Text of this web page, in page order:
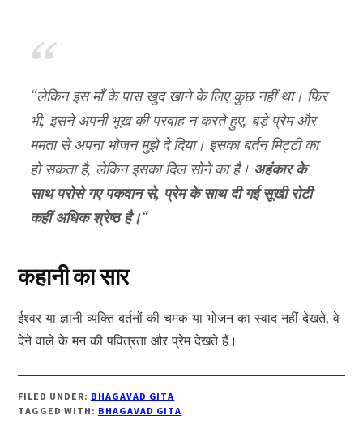
“लेकिन इस माँ के पास खुद खाने के लिए कुछ नहीं था। फिर
भी, इसने अपनी भूख की परवाह न करते हुए, बड़े प्रेम और
ममता से अपना भोजन मुझे दे दिया। इसका बर्तन मिट्टी का
हो सकता है, लेकिन इसका दिल सोने का है। अहंकार के
साथ परोसे गए पकवान से, प्रेम के साथ दी गई सूखी रोटी
कहीं अधिक श्रेष्ठ है।“
कहानी का सार
ईश्वर या ज्ञानी व्यक्ति बर्तनों की चमक या भोजन का स्वाद नहीं देखते, वे
देने वाले के मन की पवित्रता और प्रेम देखते हैं।
FILED UNDER: BHAGAVAD GITA
TAGGED WITH: BHAGAVAD GITA